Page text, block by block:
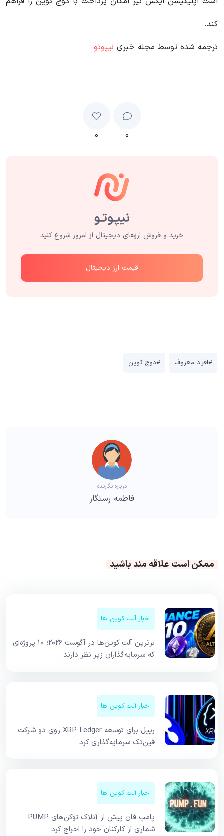
کند.
ترجمه شده توسط مجله خبری نیپوتو
۰ ۰
خرید و فروش ارزهای دیجیتال از امروز شروع کنید
قیمت ارز دیجیتال
#افراد معروف #دوج کوین
درباره نگارنده
فاطمه رستگار
ممکن است علاقه مند باشید
اخبار آلت کوین ها
برترین آلت کوین‌ها در آگوست ۲۰۲۶؛ ۱۰ پروژه‌ای
که سرمایه‌گذاران زیر نظر دارند
اخبار آلت کوین ها
ریپل برای توسعه XRP Ledger روی دو شرکت
فین‌تک سرمایه‌گذاری کرد
اخبار آلت کوین ها
پامپ فان پیش از آنلاک توکن‌های PUMP
شماری از کارکنان خود را اخراج کرد